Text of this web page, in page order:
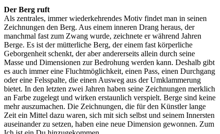
Der Berg ruft
Als zentrales, immer wiederkehrendes Motiv findet man in seinen
Zeichnungen den Berg. Aus einem inneren Drang heraus, der
manchmal fast zum Zwang wurde, zeichnete er während Jahren
Berge. Es ist der mütterliche Berg, der einem fast körperliche
Geborgenheit schenkt, der aber andererseits allein durch seine
Masse und Dimensionen zur Bedrohung werden kann. Deshalb gibt
es auch immer eine Fluchtmöglichkeit, einen Pass, einen Durchgang
oder eine Felsspalte, die einen Ausweg aus der Umklammerung
bietet. In den letzten zwei Jahren haben seine Zeichnungen merklich
an Farbe zugelegt und wirken erstaunlich verspielt. Berge sind keine
mehr auszumachen. Die Zeichnungen, die für den Künstler lange
Zeit ein Mittel dazu waren, sich mit sich selbst und seinem Innersten
auseinander zu setzen, haben eine neue Dimension gewonnen. Zum